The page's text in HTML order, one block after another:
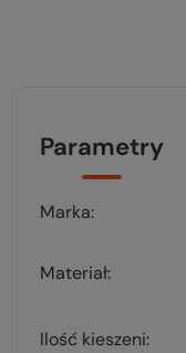
Parametry
Marka
Materiał
Ilość kieszeni